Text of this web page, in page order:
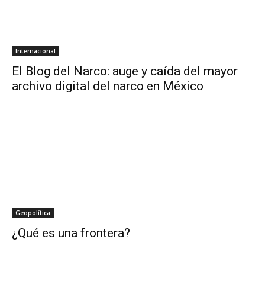
Internacional
El Blog del Narco: auge y caída del mayor
archivo digital del narco en México
Geopolítica
¿Qué es una frontera?